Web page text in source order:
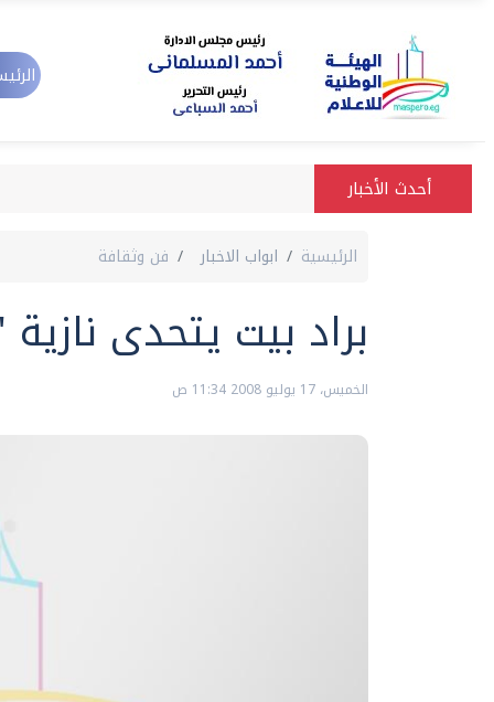
أحدث الأخبار
الرئيسية ابواب الاخبار فن وثقافة
براد بيت يتحدى
الخميس، 17 يوليو 2008 11:34 ص